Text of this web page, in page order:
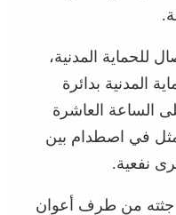
للحماية المدنية،
المدنية بدائرة
على الساعة العاشرة
في اصطدام بين
نفعية.
جثته من طرف أعوان